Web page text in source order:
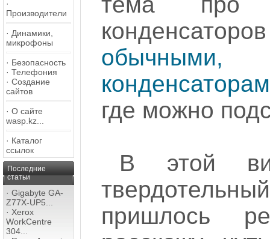
·
Производители
· Динамики,
микрофоны
· Безопасность
· Телефония
· Создание
сайтов
· О сайте
wasp.kz...
· Каталог
ссылок
Последние
статьи
· Gigabyte GA-
Z77X-UP5...
· Xerox
WorkCentre
304...
обычными,
где можно
В этой
пришлось